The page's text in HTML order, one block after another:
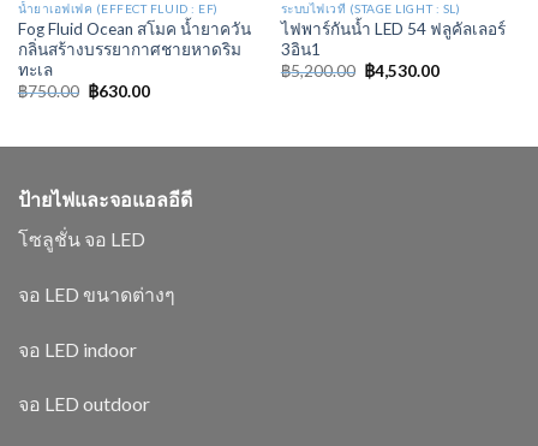
น้ำยาเอฟเฟค (EFFECT FLUID : EF)
Fog Fluid Ocean สโมค น้ำยาควัน
กลิ่นสร้างบรรยากาศชายหาดริม
ทะเล
฿750.00 ฿630.00
ระบบไฟเวที (STAGE LIGHT : SL)
ไฟพาร์กันน้ำ LED 54 ฟลูคัลเลอร์
3อิน1
฿5,200.00 ฿4,530.00
ป้ายไฟและจอแอลอีดี
โซลูชั่น จอ LED
จอ LED ขนาดต่างๆ
จอ LED indoor
จอ LED outdoor